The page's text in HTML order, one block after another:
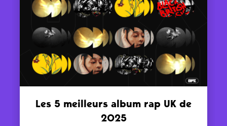
Les 5 meilleurs album rap UK de
2025